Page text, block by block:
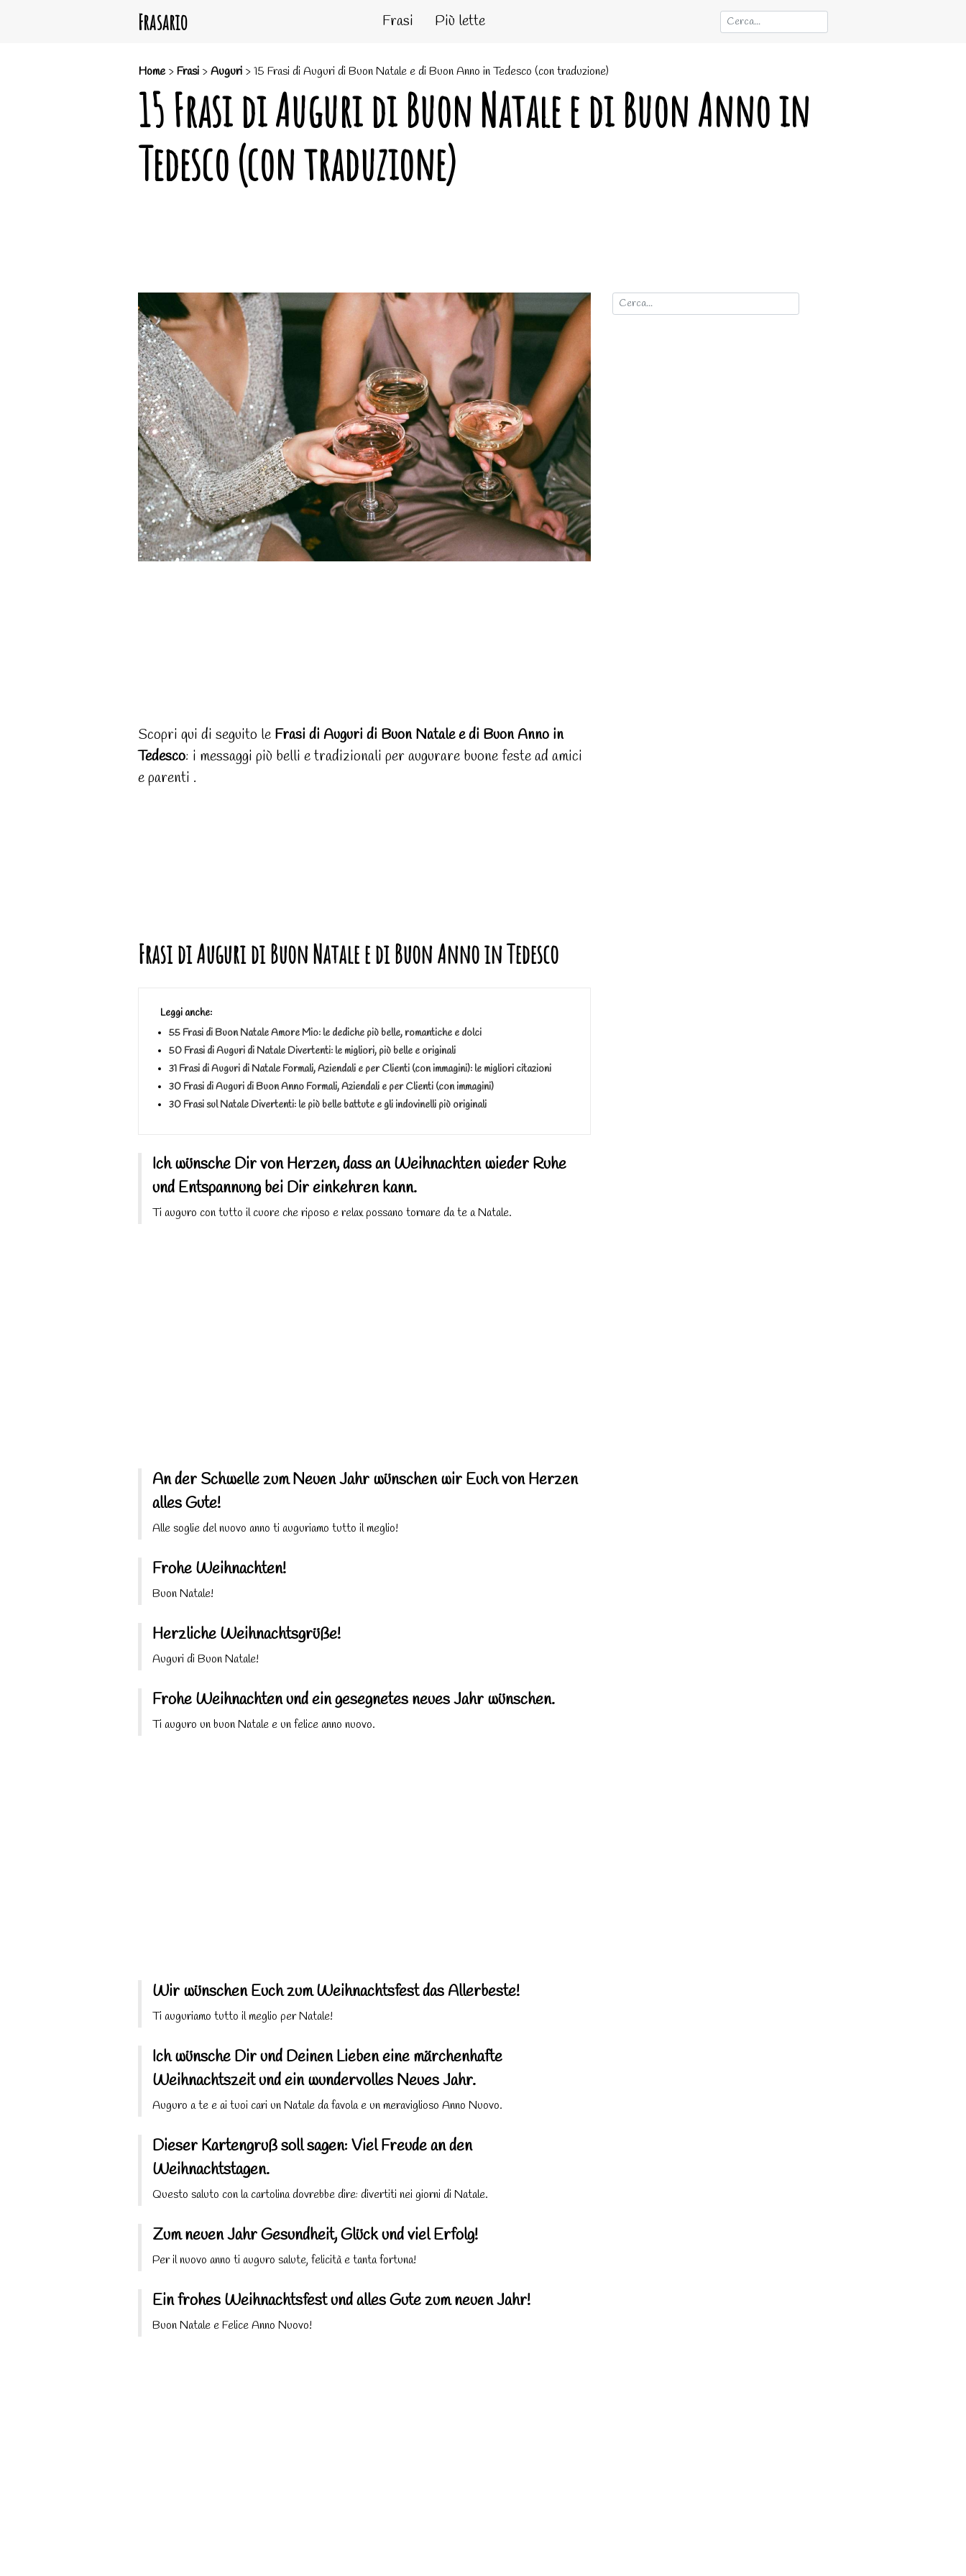
Frasario Frasi Più lette
Home>Frasi >Auguri >15 Frasi di Auguri di Buon Natale e di Buon Anno in Tedesco (con traduzione)
15 Frasi di Auguri di Buon Natale e di Buon Anno in
Tedesco (con traduzione)
Scopri qui di seguito le Frasi di Auguri di Buon Natale e di Buon Anno in
Tedesco: i messaggi più belli e tradizionali per augurare buone feste ad amici
e parenti .
Frasi di Auguri di Buon Natale e di Buon Anno in Tedesco
Leggi anche:
55 Frasi di Buon Natale Amore Mio: le dediche più belle, romantiche e dolci
50 Frasi di Auguri di Natale Divertenti: le migliori, più belle e originali
31 Frasi di Auguri di Natale Formali, Aziendali e per Clienti (con immagini): le migliori citazioni
30 Frasi di Auguri di Buon Anno Formali, Aziendali e per Clienti (con immagini)
30 Frasi sul Natale Divertenti: le più belle battute e gli indovinelli più originali
Ich wünsche Dir von Herzen, dass an Weihnachten wieder Ruhe
und Entspannung bei Dir einkehren kann.
Ti auguro con tutto il cuore che riposo e relax possano tornare da te a Natale.
An der Schwelle zum Neuen Jahr wünschen wir Euch von Herzen
alles Gute!
Alle soglie del nuovo anno ti auguriamo tutto il meglio!
Frohe Weihnachten!
Buon Natale!
Herzliche Weihnachtsgrüße!
Auguri di Buon Natale!
Frohe Weihnachten und ein gesegnetes neues Jahr wünschen.
Ti auguro un buon Natale e un felice anno nuovo.
Wir wünschen Euch zum Weihnachtsfest das Allerbeste!
Ti auguriamo tutto il meglio per Natale!
Ich wünsche Dir und Deinen Lieben eine märchenhafte
Weihnachtszeit und ein wundervolles Neues Jahr.
Auguro a te e ai tuoi cari un Natale da favola e un meraviglioso Anno Nuovo.
Dieser Kartengruß soll sagen: Viel Freude an den
Weihnachtstagen.
Questo saluto con la cartolina dovrebbe dire: divertiti nei giorni di Natale.
Zum neuen Jahr Gesundheit, Glück und viel Erfolg!
Per il nuovo anno ti auguro salute, felicità e tanta fortuna!
Ein frohes Weihnachtsfest und alles Gute zum neuen Jahr!
Buon Natale e Felice Anno Nuovo!